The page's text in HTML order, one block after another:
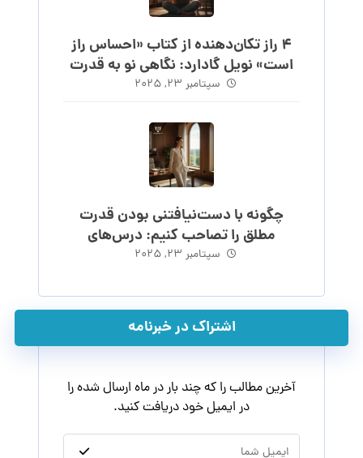
۴ راز تکان‌دهنده از کتاب «احساس راز
است» نویل گادارد: نگاهی نو به قدرت
احساس
سپتامبر ۲۳, ۲۰۲۵
چگونه با دست‌نیافتنی بودن قدرت
مطلق را تصاحب کنیم: درس‌های
ماکیاولی
سپتامبر ۲۳, ۲۰۲۵
اشتراک در خبرنامه
آخرین مطالب را که چند بار در ماه ارسال شده را
در ایمیل خود دریافت کنید.